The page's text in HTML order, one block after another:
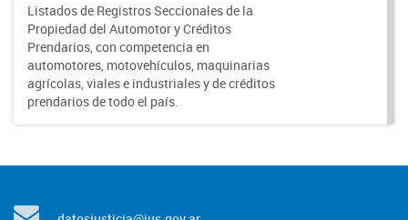
Listados de Registros Seccionales de la
Propiedad del Automotor y Créditos
Prendarios, con competencia en
automotores, motovehículos, maquinarias
agrícolas, viales e industriales y de créditos
prendarios de todo el país.